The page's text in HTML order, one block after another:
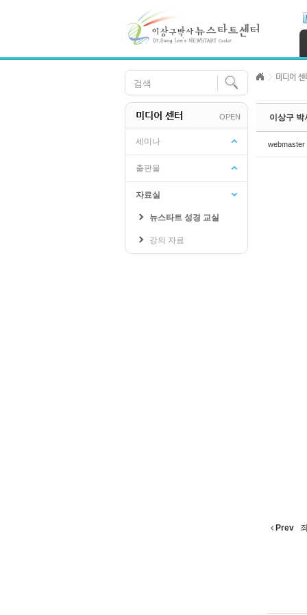
미디어 센터 OPEN
세미나
출판물
자료실
뉴스타트 성경 교실
강의 자료
미디어 센
이상구
webmaster
Prev
Sketchbook5, 스케치북5
Sketchbook5, 스케치북5
Sketchbook5, 스케치북5
Sketchbook5, 스케치북5